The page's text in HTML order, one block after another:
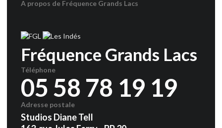
A propos de Fréquence Grands Lacs
Fréquence Grands Lacs
Téléphone
05 58 78 19 19
Adresse postale
Studios Diane Tell